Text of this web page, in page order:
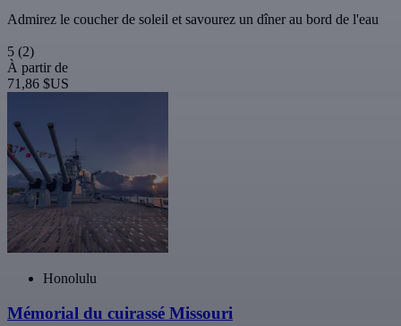
Admirez le coucher de soleil et savourez un dîner au bord de l'eau
5 (2)
À partir de
71,86 $US
Honolulu
Mémorial du cuirassé Missouri